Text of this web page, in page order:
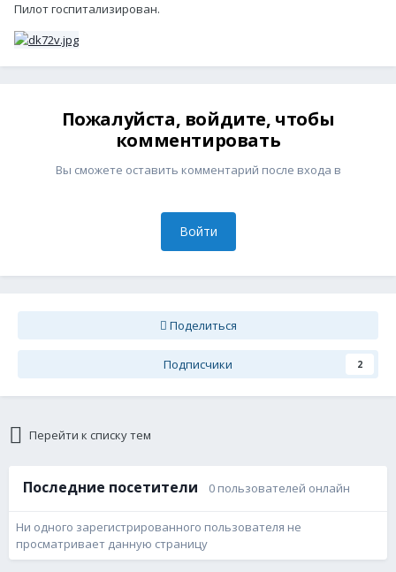
Пилот госпитализирован.
Пожалуйста, войдите, чтобы
комментировать
Вы сможете оставить комментарий после входа в
Войти
Поделиться
Подписчики 2
Перейти к списку тем
Последние посетители 0 пользователей онлайн
Ни одного зарегистрированного пользователя не
просматривает данную страницу